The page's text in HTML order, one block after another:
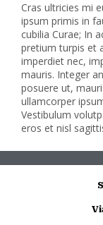
Cras ultricies mi
ipsum primis in
cubilia Curae; In
pretium turpis et
imperdiet nec,
mauris. Integer
posuere ut,
ullamcorper
Vestibulum
eros et nisl